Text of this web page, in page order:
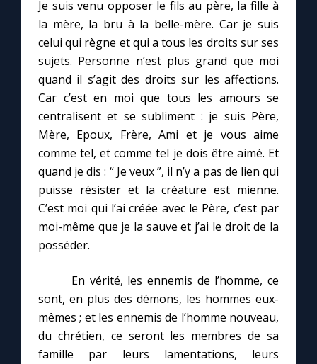
Je suis venu opposer le fils au père, la fille à
la mère, la bru à la belle-mère. Car je suis
celui qui règne et qui a tous les droits sur ses
sujets. Personne n’est plus grand que moi
quand il s’agit des droits sur les affections.
Car c’est en moi que tous les amours se
centralisent et se subliment : je suis Père,
Mère, Epoux, Frère, Ami et je vous aime
comme tel, et comme tel je dois être aimé. Et
quand je dis : “ Je veux ”, il n’y a pas de lien qui
puisse résister et la créature est mienne.
C’est moi qui l’ai créée avec le Père, c’est par
moi-même que je la sauve et j’ai le droit de la
posséder.
En vérité, les ennemis de l’homme, ce
sont, en plus des démons, les hommes eux-
mêmes ; et les ennemis de l’homme nouveau,
du chrétien, ce seront les membres de sa
famille par leurs lamentations, leurs